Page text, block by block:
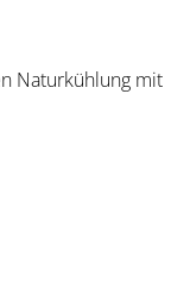
Naturkühlung mit